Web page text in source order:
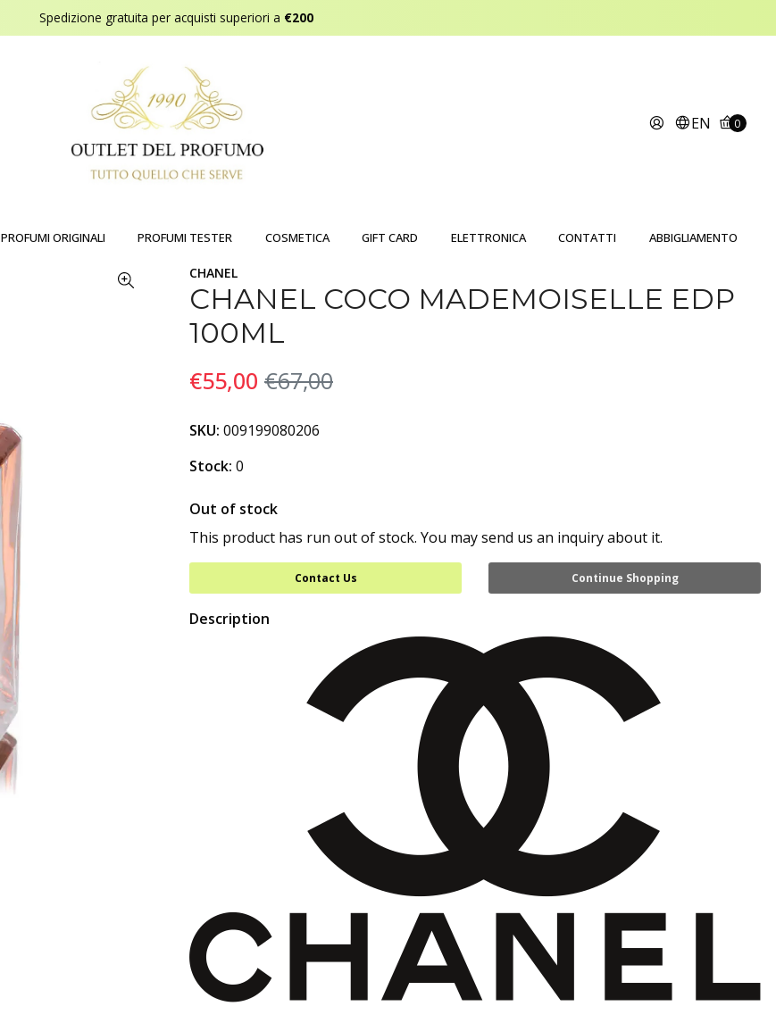
Spedizione gratuita per acquisti superiori a €200
EN 0
PROFUMI ORIGINALI PROFUMI TESTER COSMETICA GIFT CARD ELETTRONICA CONTATTI ABBIGLIAMENTO
CHANEL
CHANEL COCO MADEMOISELLE EDP
100ML
€55,00 €67,00
SKU: 009199080206
Stock: 0
Out of stock
This product has run out of stock. You may send us an inquiry about it.
Contact Us Continue Shopping
Description